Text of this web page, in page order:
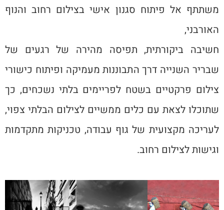
משתתף אל פיתוח סגנון אישי בצילום רחוב והנוף
האורבני,
חשיבה ביקורתית, תפיסה מהירה של רגעים של
שבריר השנייה דרך התבוננות מעמיקה ופיתוח כישורי
צילום פרקטיים בשטח לפריימים בלתי נשכחים, כך
שתוכלו לצאת עם כלים ממשיים לצילום הבלתי צפוי,
לעריכה מקצועית של גוף עבודה, טכניקות מתקדמות
וגישות לצילום רחוב.